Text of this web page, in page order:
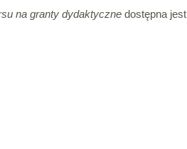
na granty dydaktycznedostępna